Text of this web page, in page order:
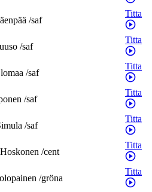
/saf
Titta
/saf
Titta
/saf
Titta
/saf
Titta
/saf
Titta
Hoskonen /cent
Titta
/gröna
Titta